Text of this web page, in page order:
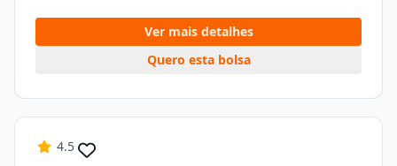
Ver mais detalhes
Quero esta bolsa
4.5